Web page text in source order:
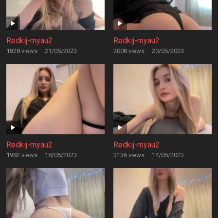
Redkij-myau2
1828 views · 21/05/2023
Redkij-myau2
2008 views · 20/05/2023
Redkij-myau2
1982 views · 18/05/2023
Redkij-myau2
3136 views · 14/05/2023